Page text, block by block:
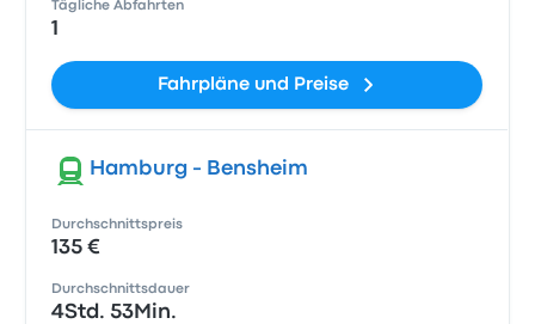
Tägliche Abfahrten
1
Fahrpläne und Preise
Hamburg - Bensheim
Durchschnittspreis
135 €
Durchschnittsdauer
4Std. 53Min.